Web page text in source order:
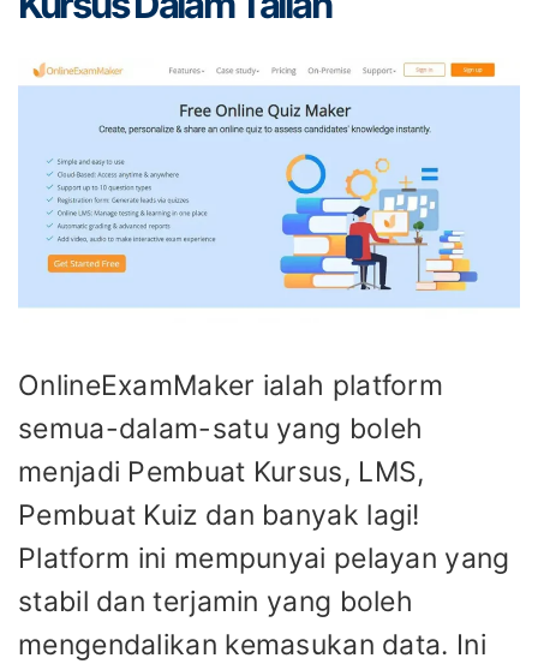
OnlineExamMaker ialah platform
semua-dalam-satu yang boleh
menjadi Pembuat Kursus, LMS,
Pembuat Kuiz dan banyak lagi!
Platform ini mempunyai pelayan yang
stabil dan terjamin yang boleh
mengendalikan kemasukan data. Ini